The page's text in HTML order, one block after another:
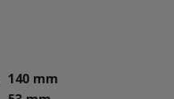
140 mm